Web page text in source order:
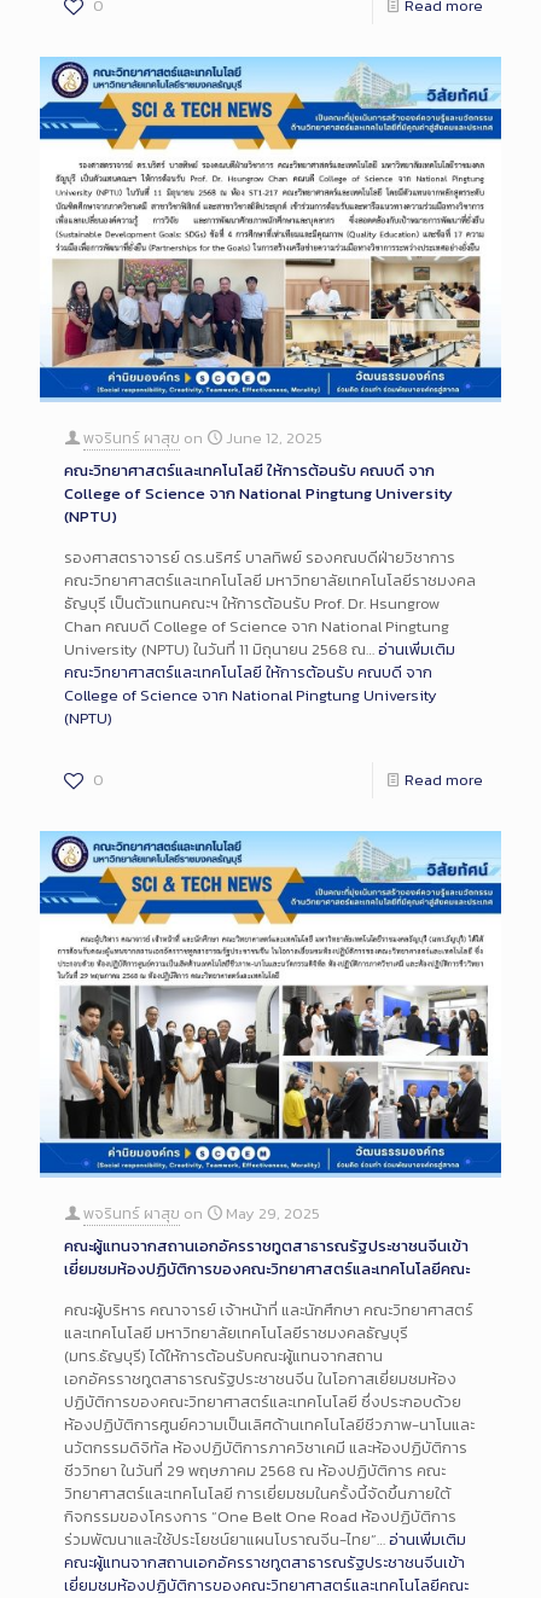
0 Read more
พจรินทร์ ผาสุข on
June 12, 2025
คณะวิทยาศาสตร์และเทคโนโลยี ให้การต้อนรับ คณบดี จาก
College of Science จาก National Pingtung University
(NPTU)
รองศาสตราจารย์ ดร.นริศร์ บาลทิพย์ รองคณบดีฝ่ายวิชาการ
คณะวิทยาศาสตร์และเทคโนโลยี มหาวิทยาลัยเทคโนโลยีราชมงคล
ธัญบุรี เป็นตัวแทนคณะฯ ให้การต้อนรับ Prof. Dr. Hsungrow
Chan คณบดี College of Science จาก National Pingtung
University (NPTU) ในวันที่ 11 มิถุนายน 2568 ณ…อ่านเพิ่มเติม
คณะวิทยาศาสตร์และเทคโนโลยี ให้การต้อนรับ คณบดี จาก
College of Science จาก National Pingtung University
(NPTU)
0 Read more
พจรินทร์ ผาสุข on
May 29, 2025
คณะผู้แทนจากสถานเอกอัครราชทูตสาธารณรัฐประชาชนจีนเข้า
เยี่ยมชมห้องปฏิบัติการของคณะวิทยาศาสตร์และเทคโนโลยีคณะ
คณะผู้บริหาร คณาจารย์ เจ้าหน้าที่ และนักศึกษา คณะวิทยาศาสตร์
และเทคโนโลยี มหาวิทยาลัยเทคโนโลยีราชมงคลธัญบุรี
(มทร.ธัญบุรี) ได้ให้การต้อนรับคณะผู้แทนจากสถาน
เอกอัครราชทูตสาธารณรัฐประชาชนจีน ในโอกาสเยี่ยมชมห้อง
ปฏิบัติการของคณะวิทยาศาสตร์และเทคโนโลยี ซึ่งประกอบด้วย
ห้องปฏิบัติการศูนย์ความเป็นเลิศด้านเทคโนโลยีชีวภาพ-นาโนและ
นวัตกรรมดิจิทัล ห้องปฏิบัติการภาควิชาเคมี และห้องปฏิบัติการ
ชีววิทยา ในวันที่ 29 พฤษภาคม 2568 ณ ห้องปฏิบัติการ คณะ
วิทยาศาสตร์และเทคโนโลยี การเยี่ยมชมในครั้งนี้จัดขึ้นภายใต้
กิจกรรมของโครงการ “One Belt One Road ห้องปฏิบัติการ
ร่วมพัฒนาและใช้ประโยชน์ยาแผนโบราณจีน-ไทย”…อ่านเพิ่มเติม
คณะผู้แทนจากสถานเอกอัครราชทูตสาธารณรัฐประชาชนจีนเข้า
เยี่ยมชมห้องปฏิบัติการของคณะวิทยาศาสตร์และเทคโนโลยีคณะ